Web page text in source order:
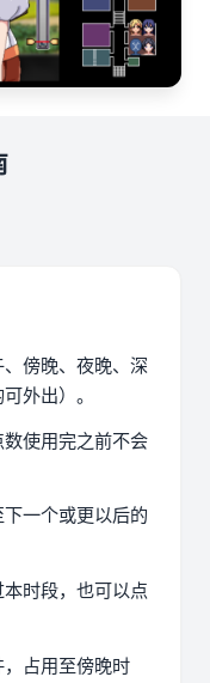
傍晚、夜晚、深
外出）。
使用完之前不会
一个或更以后的
时段，也可以点
占用至傍晚时